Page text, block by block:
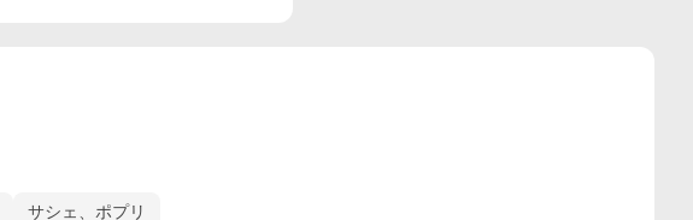
サシェ、ポプリ